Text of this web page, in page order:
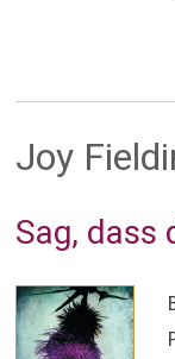
Joy
Sag, dass